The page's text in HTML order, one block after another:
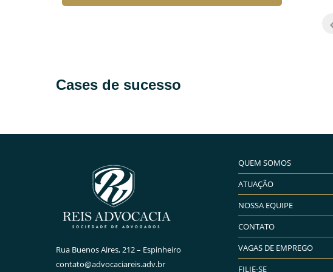
Cases de sucesso
Rua Buenos Aires, 212 – Espinheiro
contato@advocaciareis.adv.br
QUEM SOMOS
ATUAÇÃO
NOSSA EQUIPE
CONTATO
VAGAS DE EMPREGO
FILIE-SE